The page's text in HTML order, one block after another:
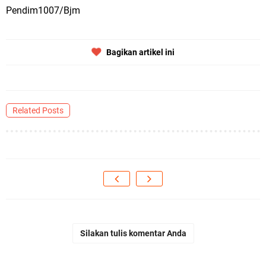
Pendim1007/Bjm
Bagikan artikel ini
Related Posts
Silakan tulis komentar Anda